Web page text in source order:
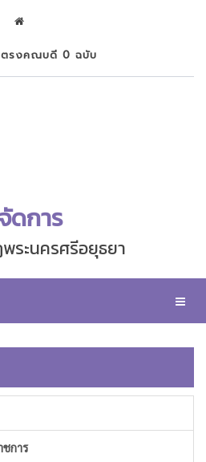
รงคณบดี 0 ฉบับ
ดการ
ระนครศรีอยุธยา
ชการ